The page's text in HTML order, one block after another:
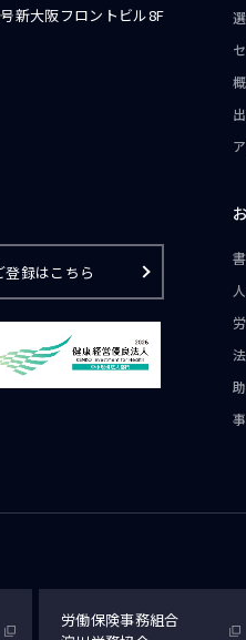
新大阪フロントビル8F
登録はこちら
労働保険事務組合